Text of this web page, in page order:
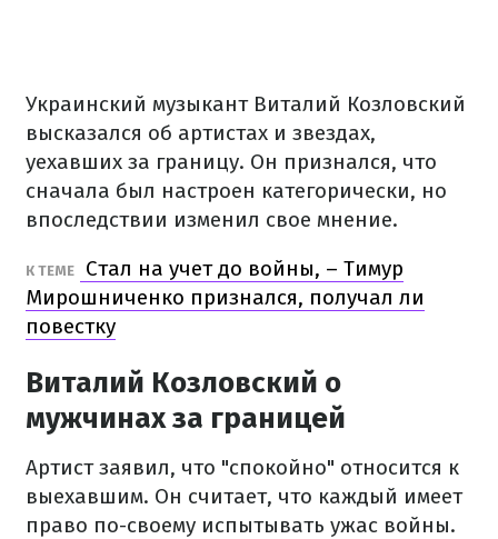
Украинский музыкант Виталий Козловский
высказался об артистах и звездах,
уехавших за границу. Он признался, что
сначала был настроен категорически, но
впоследствии изменил свое мнение.
К ТЕМЕ
Стал на учет до войны, – Тимур
Мирошниченко признался, получал ли
повестку
Виталий Козловский о
мужчинах за границей
Артист заявил, что "спокойно" относится к
выехавшим. Он считает, что каждый имеет
право по-своему испытывать ужас войны.